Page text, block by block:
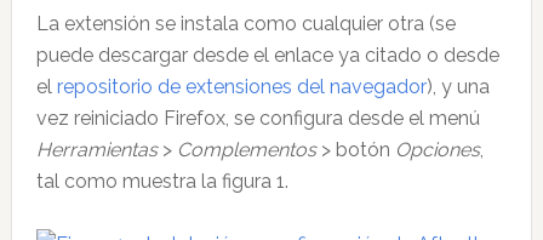
La extensión se instala como cualquier otra (se
puede descargar desde el enlace ya citado o desde
el repositorio de extensiones del navegador), y una
vez reiniciado Firefox, se configura desde el menú
Herramientas> Complementos> botón Opciones,
tal como muestra la figura 1.